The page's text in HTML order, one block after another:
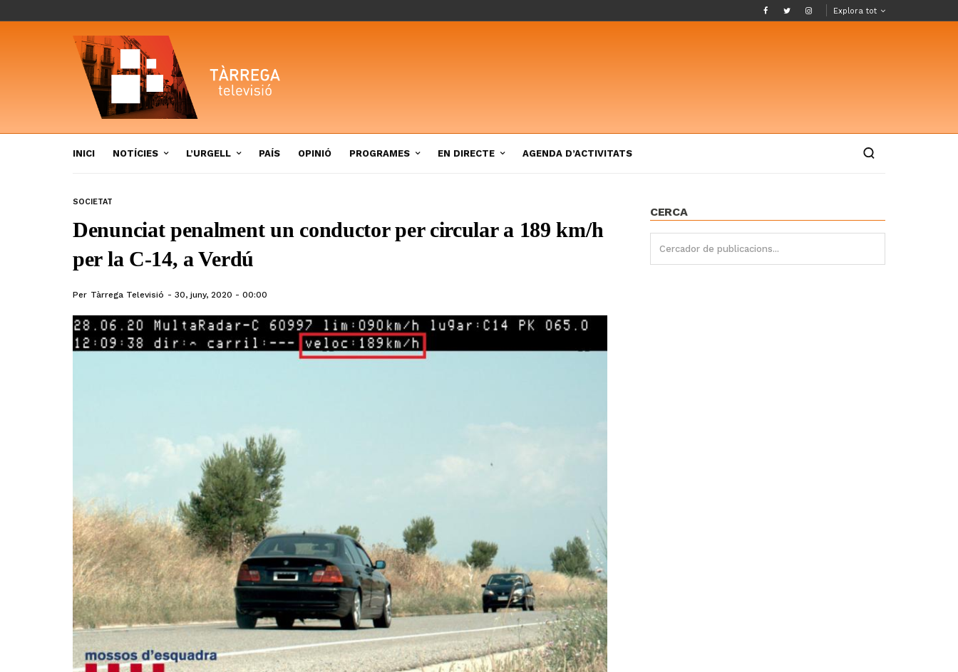
Explora tot
INICI NOTÍCIES L’URGELL PAÍS OPINIÓ PROGRAMES EN DIRECTE AGENDA D’ACTIVITATS
SOCIETAT
Denunciat penalment un conductor per circular a 189 km/h
per la C-14, a Verdú
Per Tàrrega Televisió 30, juny, 2020 - 00:00
CERCA